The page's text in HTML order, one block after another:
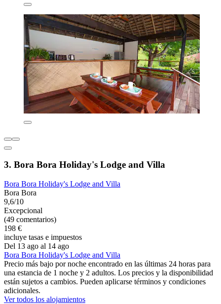
3. Bora Bora Holiday's Lodge and Villa
Bora Bora Holiday's Lodge and Villa
Bora Bora
9,6/10
Excepcional
(49 comentarios)
198 €
incluye tasas e impuestos
Del 13 ago al 14 ago
Bora Bora Holiday's Lodge and Villa
Precio más bajo por noche encontrado en las últimas 24 horas para
una estancia de 1 noche y 2 adultos. Los precios y la disponibilidad
están sujetos a cambios. Pueden aplicarse términos y condiciones
adicionales.
Ver todos los alojamientos